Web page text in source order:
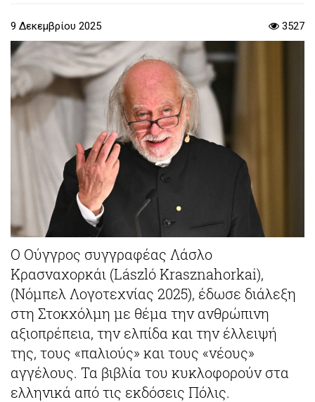
9 Δεκεμβρίου 2025 3527
Ο Ούγγρος συγγραφέας Λάσλο
Κρασναχορκάι (László Krasznahorkai),
(Νόμπελ Λογοτεχνίας 2025), έδωσε διάλεξη
στη Στοκχόλμη με θέμα την ανθρώπινη
αξιοπρέπεια, την ελπίδα και την έλλειψή
της, τους «παλιούς» και τους «νέους»
αγγέλους. Τα βιβλία του κυκλοφορούν στα
ελληνικά από τις εκδόσεις Πόλις.